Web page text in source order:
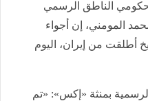
الناطق الرسمي
المومني، إن أجواء
أطلقت من إيران، اليوم
بمنثة «إكس»: «تم